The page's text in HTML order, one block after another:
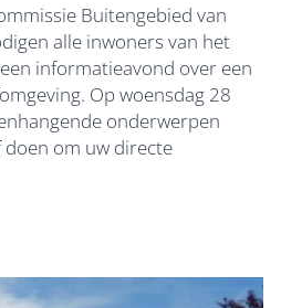
Buitengebied van
alle inwoners van het
informatieavond over een
Op woensdag 28
onderwerpen
om uw directe